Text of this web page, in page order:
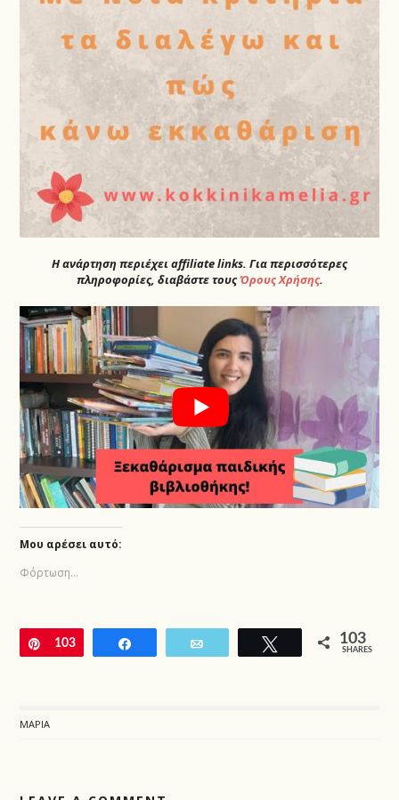
Η ανάρτηση περιέχει affiliate links. Για περισσότερες
πληροφορίες, διαβάστε τουςΌρους Χρήσης.
Μου αρέσει αυτό:
Φόρτωση...
Pin
103 Tweet 103
SHARES
ΜΑΡΊΑ